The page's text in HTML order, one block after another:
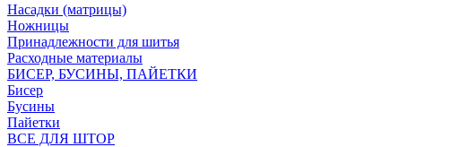
Насадки (матрицы)
Ножницы
Принадлежности для шитья
Расходные материалы
БИСЕР, БУСИНЫ, ПАЙЕТКИ
Бисер
Бусины
Пайетки
ВСЕ ДЛЯ ШТОР